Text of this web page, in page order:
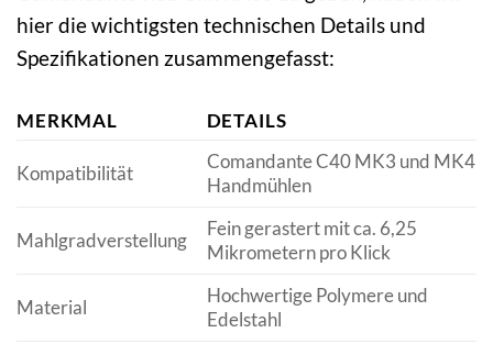
hier die wichtigsten technischen Details und
Spezifikationen zusammengefasst:
MERKMAL DETAILS
Kompatibilität
Comandante C40 MK3 und MK4
Handmühlen
Mahlgradverstellung
Fein gerastert mit ca. 6,25
Mikrometern pro Klick
Material
Hochwertige Polymere und
Edelstahl